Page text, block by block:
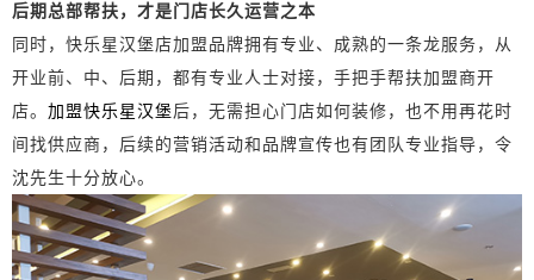
后期总部帮扶，才是门店长久运营之本
同时，快乐星汉堡店加盟品牌拥有专业、成熟的一条龙服务，从
开业前、中、后期，都有专业人士对接，手把手帮扶加盟商开
店。 加盟快乐星汉堡后，无需担心门店如何装修，也不用再花时
间找供应商，后续的营销活动和品牌宣传也有团队专业指导，令
沈先生十分放心。